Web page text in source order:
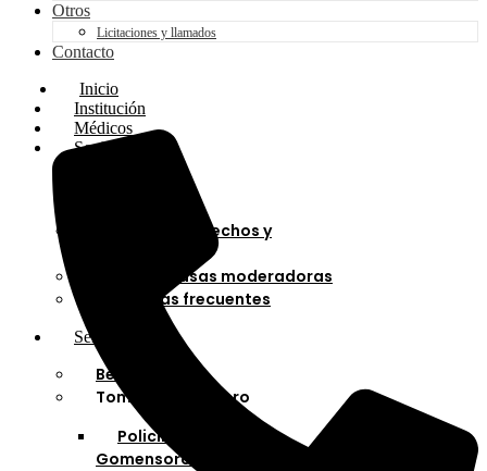
Otros
Licitaciones y llamados
Contacto
Inicio
Institución
Médicos
Socios
Cartilla de derechos y
Cuotas y tasas moderadoras
Preguntas frecuentes
Servicios
Bella Unión
Tomás Gomensoro
Policlínica Tomás
Gomensoro